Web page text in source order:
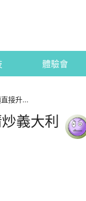
體驗會
接升...
義大利